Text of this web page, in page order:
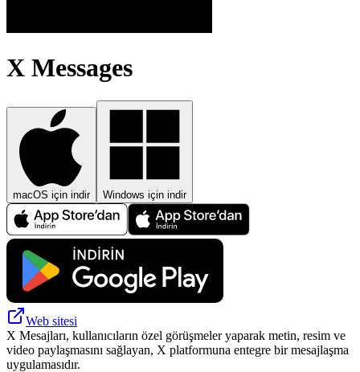
X Messages
macOS için indir Windows için indir
Web sitesi
X Mesajları, kullanıcıların özel görüşmeler yaparak metin, resim ve
video paylaşmasını sağlayan, X platformuna entegre bir mesajlaşma
uygulamasıdır.